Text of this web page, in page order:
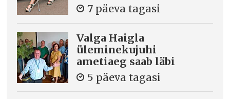
7 päeva tagasi
Valga Haigla
üleminekujuhi
ametiaeg saab läbi
5 päeva tagasi